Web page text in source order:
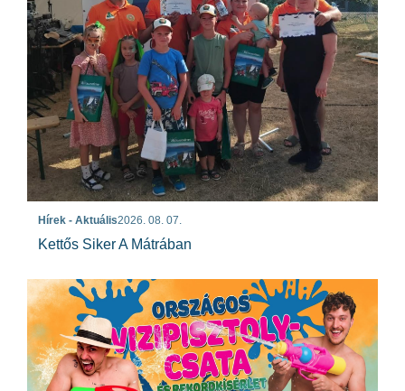
Hírek - Aktuális2026. 08. 07.
Kettős Siker A Mátrában